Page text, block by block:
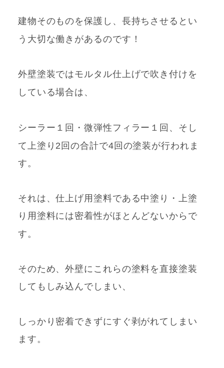
建物そのものを保護し、長持ちさせるとい
う大切な働きがあるのです！
外壁塗装ではモルタル仕上げで吹き付けを
している場合は、
シーラー １回・微弾性フィラー １回、そし
て上塗り2回の合計で4回の塗装が行われま
す。
それは、仕上げ用塗料である中塗り・上塗
り用塗料には密着性がほとんどないからで
す 。
そのため、外壁にこれらの塗料を直接塗装
してもしみ込んでしまい、
しっかり密着できずにすぐ剥がれてしまい
ます。